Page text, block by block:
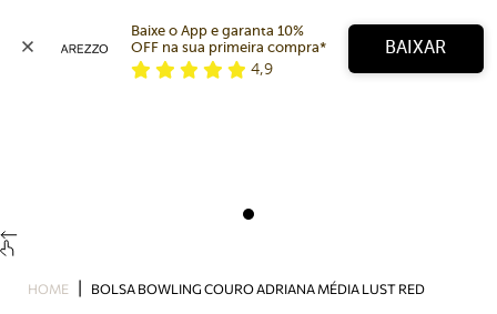
Bolsa
Baixe o App e garanta 10%
OFF na sua primeira compra*
4,9
BAIXAR
HOME BOLSA BOWLING COURO ADRIANA MÉDIA LUST RED